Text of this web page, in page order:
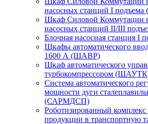
насосных станций I
Шкаф Силовой Коммутации
насосных станций II/III
Блочная насосная станция I
Шкафы автоматического
1600 А (ШАВР)
Шкаф автоматического
турбокомпрессором
Система автоматического
мощности дуги
(САРМДСП)
Роботизированный
продукции в